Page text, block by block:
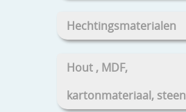
Hechtingsmaterialen
Hout , MDF,
kartonmateriaal, steen